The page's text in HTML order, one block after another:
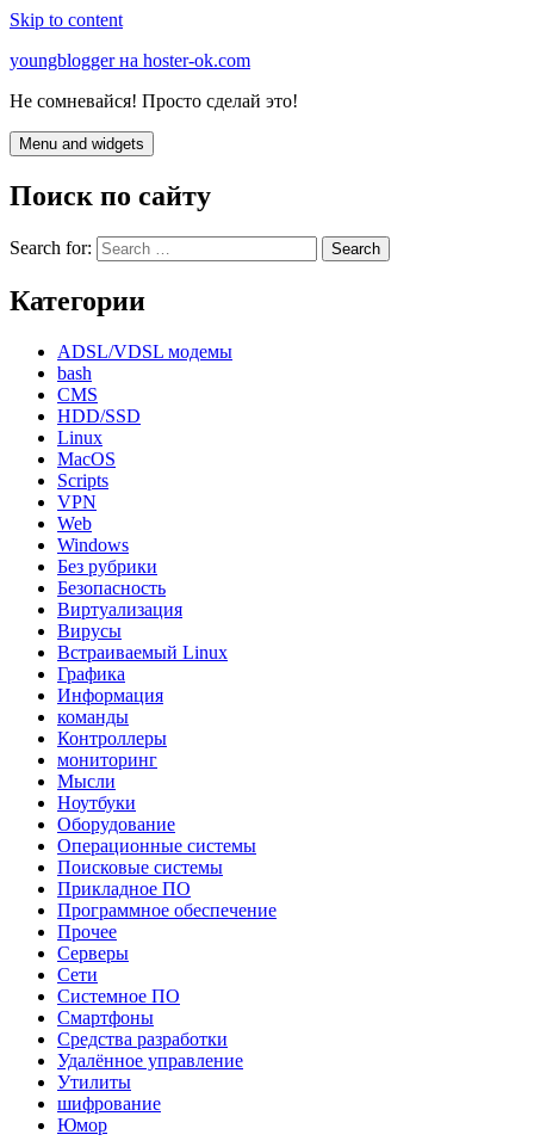
Skip to content
youngblogger на hoster-ok.com
Не сомневайся! Просто сделай это!
Menu and widgets
Поиск по сайту
Search for:
Категории
ADSL/VDSL модемы
bash
CMS
HDD/SSD
Linux
MacOS
Scripts
VPN
Web
Windows
Без рубрики
Безопасность
Виртуализация
Вирусы
Встраиваемый Linux
Графика
Информация
команды
Контроллеры
мониторинг
Мысли
Ноутбуки
Оборудование
Операционные системы
Поисковые системы
Прикладное ПО
Программное обеспечение
Прочее
Серверы
Сети
Системное ПО
Смартфоны
Средства разработки
Удалённое управление
Утилиты
шифрование
Юмор